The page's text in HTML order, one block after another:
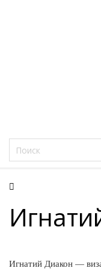
Игнатий Диакон —